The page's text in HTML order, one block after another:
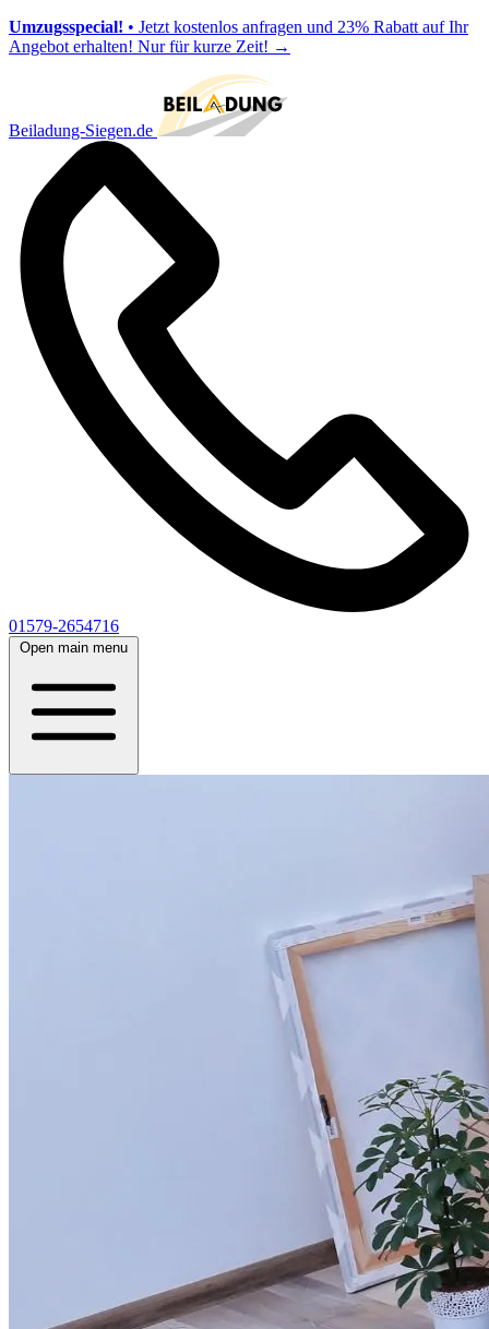
Umzugsspecial! • Jetzt kostenlos anfragen und 23% Rabatt auf Ihr
Angebot erhalten! Nur für kurze Zeit! →
Beiladung-Siegen.de
01579-2654716
Open main menu